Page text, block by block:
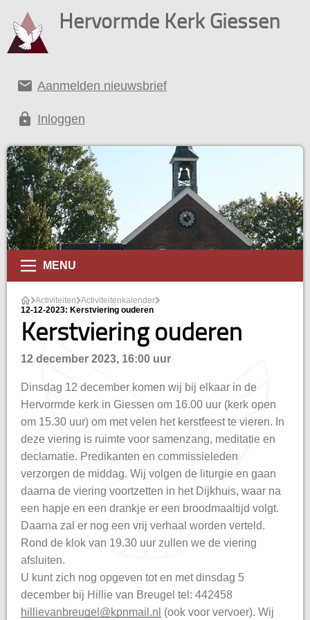
Hervormde Kerk Giessen
email Aanmelden nieuwsbrief
lock Inloggen
MENU
Activiteiten Activiteitenkalender
12-12-2023: Kerstviering ouderen
Kerstviering ouderen
12 december 2023, 16:00 uur
Dinsdag 12 december komen wij bij elkaar in de
Hervormde kerk in Giessen om 16.00 uur (kerk open
om 15.30 uur) om met velen het kerstfeest te vieren. In
deze viering is ruimte voor samenzang, meditatie en
declamatie. Predikanten en commissieleden
verzorgen de middag. Wij volgen de liturgie en gaan
daarna de viering voortzetten in het Dijkhuis, waar na
een hapje en een drankje er een broodmaaltijd volgt.
Daarna zal er nog een vrij verhaal worden verteld.
Rond de klok van 19.30 uur zullen we de viering
afsluiten.
U kunt zich nog opgeven tot en met dinsdag 5
december bij Hillie van Breugel tel: 442458
hillievanbreugel@kpnmail.nl (ook voor vervoer). Wij